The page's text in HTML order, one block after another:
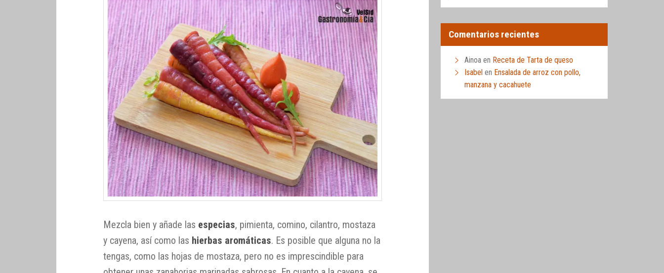
Mezcla bien y añade las especias, pimienta, comino, cilantro, mostaza
y cayena, así como las hierbas aromáticas. Es posible que alguna no la
tengas, como las hojas de mostaza, pero no es imprescindible para
Comentarios recientes
Ainoa en Receta de Tarta de queso
Isabel en Ensalada de arroz con pollo,
manzana y cacahuete